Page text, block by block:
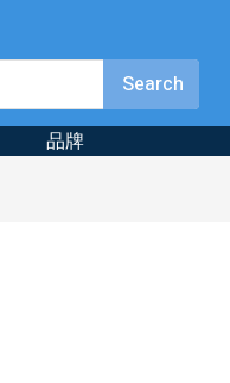
品牌